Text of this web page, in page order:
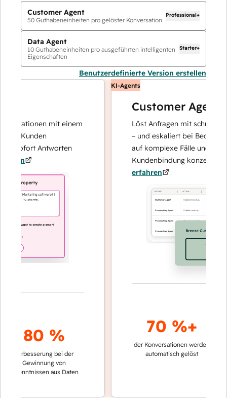
Customer Agent
50 Guthabeneinheiten pro gelöster Konversation
Professional+
Data Agent
10 Guthabeneinheiten pro ausgeführten intelligenten
Eigenschaften
Starter+
Benutzerdefinierte Version erstellen
mit einem
Kunden
sofort Antworten
80 %
Verbesserung bei der
Gewinnung von
aus Daten
KI-Agents
Customer Agent
Löst Anfragen mit schnellen,
– und eskaliert bei Bedarf,
auf komplexe Fälle und den
Kundenbindung konzentrieren
erfahren
70 %+
der Konversationen werden
automatisch gelöst